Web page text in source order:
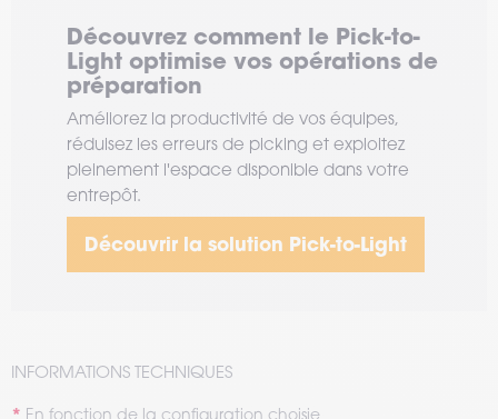
Découvrez comment le Pick-to-
Light optimise vos opérations de
préparation
Améliorez la productivité de vos équipes,
réduisez les erreurs de picking et exploitez
pleinement l'espace disponible dans votre
entrepôt.
Découvrir la solution Pick-to-Light
INFORMATIONS TECHNIQUES
En fonction de la configuration choisie